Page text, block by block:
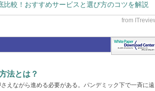
比較！おすすめサービスと選び方のコツを解説
法とは？
えながら進める必要がある。パンデミック下で一斉に遠